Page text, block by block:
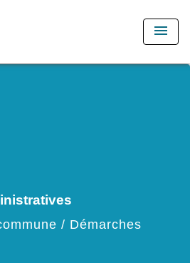
menu
/ Démarches